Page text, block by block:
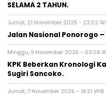
SELAMA 2 TAHUN.
Jumat, 21 November 2025 - 22:02
Jalan Nasional Ponorogo
Minggu, 9 November 2025 - 03:08
KPK Beberkan Kronologi
Sugiri Sancoko.
Jumat, 7 November 2025 - 18:21 WIB